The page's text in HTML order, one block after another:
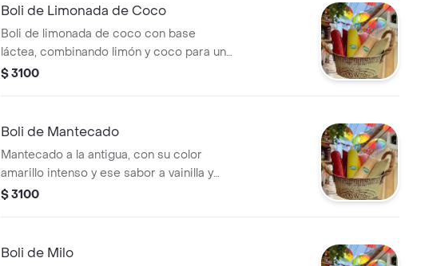
Boli de Limonada de Coco
Boli de limonada de coco con base
láctea, combinando limón y coco para un
sabor cítrico y cremoso.
$ 3100
Boli de Mantecado
Mantecado a la antigua, con su color
amarillo intenso y ese sabor a vainilla y
huevo que es un tesoro nacional.
$ 3100
Boli de Milo